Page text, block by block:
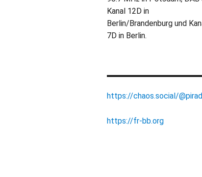
Kanal 12D in
Berlin/Brandenburg und
7D in Berlin.
https://chaos.social/
https://fr-bb.org